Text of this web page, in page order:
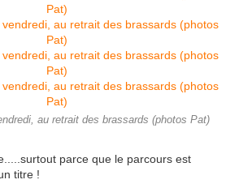
au retrait des brassards (photos Pat)
parce que le parcours est
titre !